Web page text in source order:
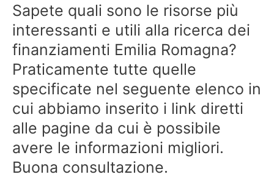
Sapete quali sono le risorse più
interessanti e utili alla ricerca dei
finanziamenti Emilia Romagna?
Praticamente tutte quelle
specificate nel seguente elenco in
cui abbiamo inserito i link diretti
alle pagine da cui è possibile
avere le informazioni migliori.
Buona consultazione.